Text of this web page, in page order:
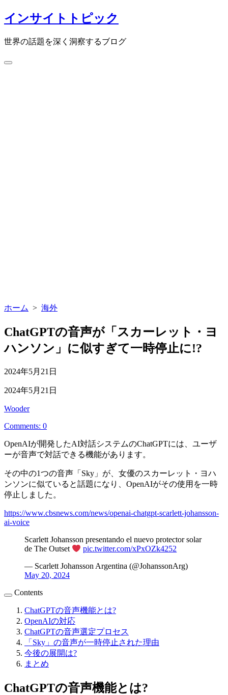
コ
ン
テ
ン
インサイトトピック
世界の話題を深く洞察するブログ
検
ホーム > 海外
ChatGPTの音声が「スカーレット・ヨ
ハンソン」に似すぎて一時停止に!?
公
日
2024年5月21日
最
更
新
日
2024年5月21日
投
者
Wooder
Comments: 0
OpenAIが開発したAI対話システムのChatGPTには、ユーザ
ーが音声で対話できる機能があります。
その中の1つの音声「Sky」が、女優のスカーレット・ヨハ
ンソンに似ていると話題になり、OpenAIがその使用を一時
停止しました。
https://www.cbsnews.com/news/openai-chatgpt-scarlett-johansson-
ai-voice
Scarlett Johansson presentando el nuevo protector solar
de The Outset
pic.twitter.com/xPxOZk4252
— Scarlett Johansson Argentina (@JohanssonArg)
May 20, 2024
Contents
ChatGPTの音声機能とは?
OpenAIの対応
ChatGPTの音声選定プロセス
「Sky」の音声が一時停止された理由
今後の展開は?
まとめ
ChatGPTの音声機能とは?